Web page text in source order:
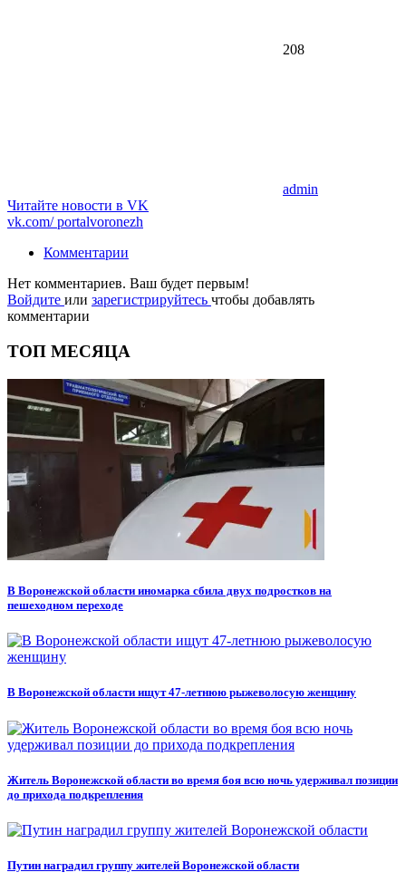
208
admin
Читайте новости в VK
vk.com/portalvoronezh
Комментарии
Нет комментариев. Ваш будет первым!
Войдите или зарегистрируйтесь чтобы добавлять
комментарии
ТОП МЕСЯЦА
В Воронежской области иномарка сбила двух подростков на
пешеходном переходе
В Воронежской области ищут 47-летнюю рыжеволосую женщину
Житель Воронежской области во время боя всю ночь удерживал позиции
до прихода подкрепления
Путин наградил группу жителей Воронежской области